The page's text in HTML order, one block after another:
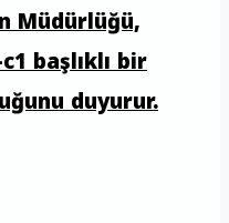
Müdürlüğü,
başlıklı bir
duyurur.